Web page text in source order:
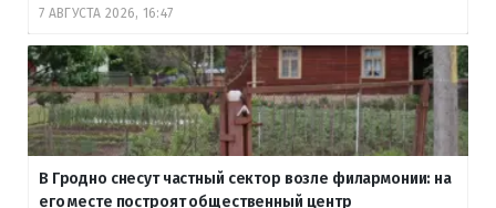
7 АВГУСТА 2026, 16:47
В Гродно снесут частный сектор возле филармонии: на
его месте построят общественный центр